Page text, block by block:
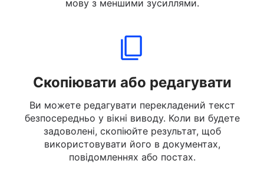
реальному часі, поки ви набираєте, допомагаючи
мову з меншими зусиллями.
Скопіювати або редагувати
Ви можете редагувати перекладений текст
безпосередньо у вікні виводу. Коли ви будете
задоволені, скопіюйте результат, щоб